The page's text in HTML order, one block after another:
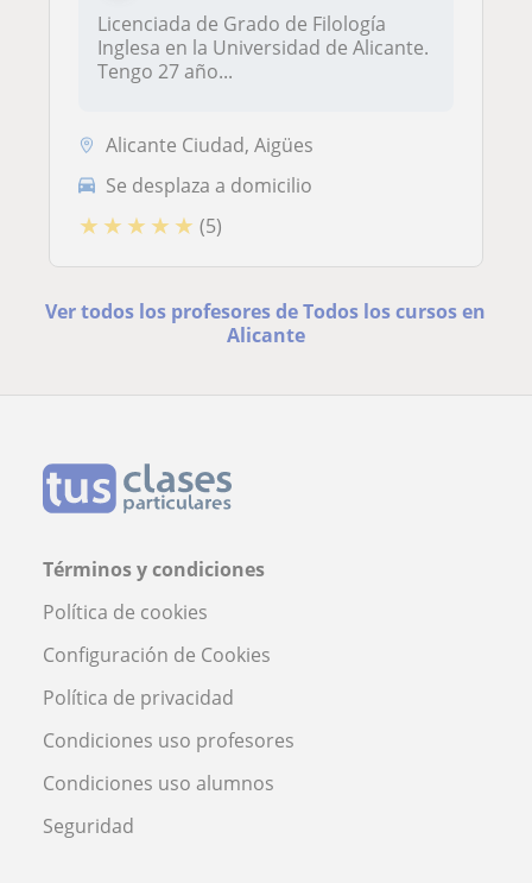
Licenciada de Grado de Filología
Inglesa en la Universidad de Alicante.
Tengo 27 año...
Alicante Ciudad, Aigües
Se desplaza a domicilio
★ ★ ★ ★ ★ (5)
Ver todos los profesores de Todos los cursos en
Alicante
Términos y condiciones
Política de cookies
Configuración de Cookies
Política de privacidad
Condiciones uso profesores
Condiciones uso alumnos
Seguridad